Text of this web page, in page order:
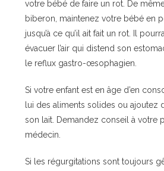
votre bébé de faire un rot. De
biberon, maintenez votre bébé en
jusqu’à ce qu’il ait fait un rot. Il
évacuer l’air qui distend son
le reflux gastro-œsophagien.
Si votre enfant est en âge d’en
lui des aliments solides ou ajoutez
son lait. Demandez conseil à votre
médecin.
Si les régurgitations sont toujours